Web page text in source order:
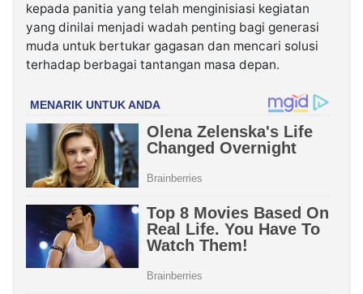
kepada panitia yang telah menginisiasi kegiatan
yang dinilai menjadi wadah penting bagi generasi
muda untuk bertukar gagasan dan mencari solusi
terhadap berbagai tantangan masa depan.